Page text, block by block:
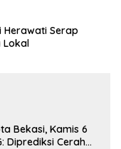
Herawati Serap
Lokal
Bekasi, Kamis 6
Diprediksi Cerah